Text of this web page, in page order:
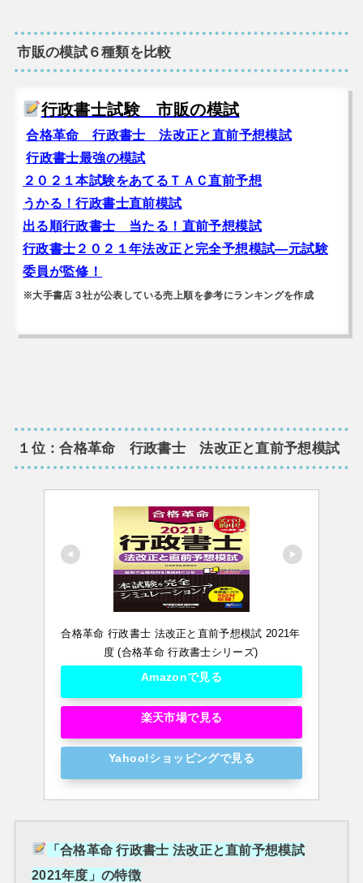
市販の模試６種類を比較
行政書士試験 市販の模試
合格革命 行政書士 法改正と直前予想模試
行政書士最強の模試
２０２１本試験をあてるＴＡＣ直前予想
うかる！行政書士直前模試
出る順行政書士 当たる！直前予想模試
行政書士２０２１年法改正と完全予想模試―元試験
委員が監修！
※大手書店３社が公表している売上順を参考にランキングを作成
１位：合格革命 行政書士 法改正と直前予想模試
合格革命 行政書士 法改正と直前予想模試 2021年
度 (合格革命 行政書士シリーズ)
Amazonで見る
楽天市場で見る
Yahoo!ショッピングで見る
「合格革命 行政書士 法改正と直前予想模試
2021年度」の特徴